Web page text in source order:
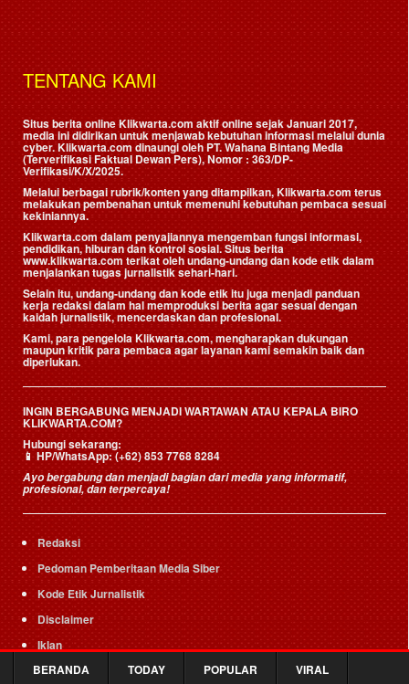
TENTANG KAMI
Situs berita online Klikwarta.com aktif online sejak Januari 2017,
media ini didirikan untuk menjawab kebutuhan informasi melalui dunia
cyber. Klikwarta.com dinaungi oleh PT. Wahana Bintang Media
(Terverifikasi Faktual Dewan Pers), Nomor : 363/DP-
Verifikasi/K/X/2025.
Melalui berbagai rubrik/konten yang ditampilkan, Klikwarta.com terus
melakukan pembenahan untuk memenuhi kebutuhan pembaca sesuai
kekiniannya.
Klikwarta.com dalam penyajiannya mengemban fungsi informasi,
pendidikan, hiburan dan kontrol sosial. Situs berita
www.klikwarta.com terikat oleh undang-undang dan kode etik dalam
menjalankan tugas jurnalistik sehari-hari.
Selain itu, undang-undang dan kode etik itu juga menjadi panduan
kerja redaksi dalam hal memproduksi berita agar sesuai dengan
kaidah jurnalistik, mencerdaskan dan profesional.
Kami, para pengelola Klikwarta.com, mengharapkan dukungan
maupun kritik para pembaca agar layanan kami semakin baik dan
diperlukan.
INGIN BERGABUNG MENJADI WARTAWAN ATAU KEPALA BIRO
KLIKWARTA.COM?
Hubungi sekarang:
📱HP/WhatsApp:(+62) 853 7768 8284
Ayo bergabung dan menjadi bagian dari media yang informatif,
profesional, dan terpercaya!
Redaksi
Pedoman Pemberitaan Media Siber
Kode Etik Jurnalistik
Disclaimer
Iklan
BERANDA TODAY POPULAR VIRAL